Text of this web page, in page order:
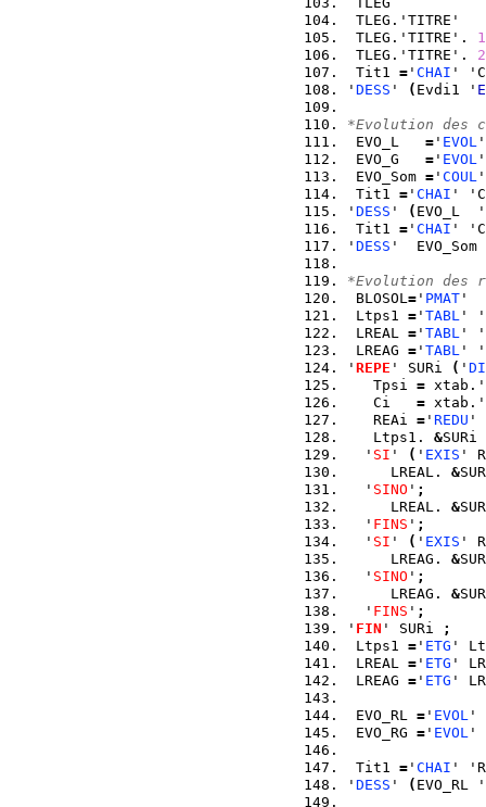
TLEG.'TITRE'
TLEG.'TITRE'. 1
TLEG.'TITRE'. 2
Tit1 = ' CHAI '
' DESS ' ( Evdi1 '
*Evolution des
EVO_L = ' EVOL
EVO_G = ' EVOL
EVO_Som = ' COUL
Tit1 = ' CHAI '
' DESS ' ( EVO_L  '
Tit1 = ' CHAI '
' DESS '
*Evolution des
BLOSOL= ' PMAT '
Ltps1 = ' TABL '
LREAL = ' TABL '
LREAG = ' TABL '
' REPE ' SURi ( '
   Tpsi
=
   Ci
=
   REAi
= ' REDU '
   Ltps1.
&SURi
  '
SI ' ( ' EXIS '
     LREAL.
&
  '
SINO ' ;
     LREAL.
&
  '
FINS ' ;
  '
SI ' ( ' EXIS '
     LREAG.
&
  '
SINO ' ;
     LREAG.
&
  '
FINS ' ;
' FIN ' SURi
;
Ltps1 = ' ETG '
LREAL = ' ETG '
LREAG = ' ETG '
EVO_RL = ' EVOL '
EVO_RG = ' EVOL '
Tit1 = ' CHAI '
' DESS ' ( EVO_RL '